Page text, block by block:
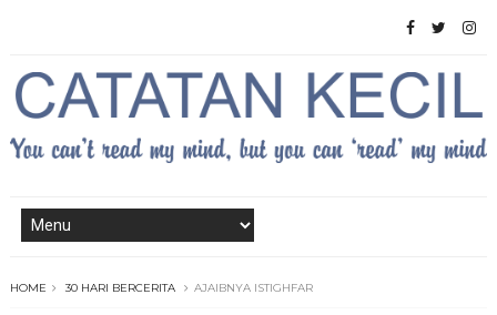
HOME 30 HARI BERCERITA AJAIBNYA ISTIGHFAR